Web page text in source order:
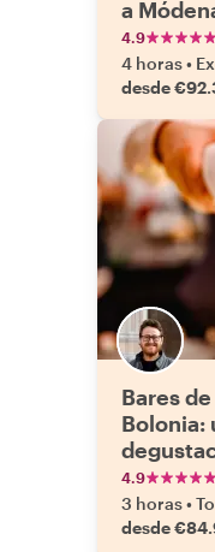
a
4.9
4 horas•
desde
Bares
Bolonia:
4.9
3 horas•
desde